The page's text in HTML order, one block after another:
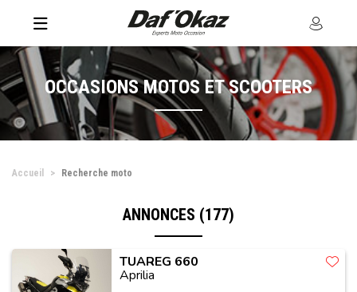
OCCASIONS MOTOS ET SCOOTERS
Accueil Recherche moto
ANNONCES (177)
TUAREG 660
Aprilia